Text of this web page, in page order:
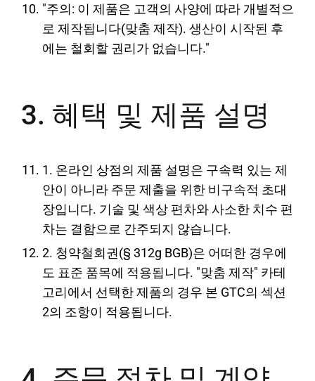
"주의: 이 제품은 고객의 사양에 따라 개별적으
로 제작됩니다(맞춤 제작). 생산이 시작된 후
에는 철회할 권리가 없습니다."
3. 혜택 및 제품 설명
1. 온라인 상점의 제품 설명은 구속력 있는 제
안이 아니라 주문 제출을 위한 비구속적 초대
장입니다. 기술 및 색상 편차와 사소한 치수 편
차는 결함으로 간주되지 않습니다.
2. 청약철회권(§ 312g BGB)은 어떠한 경우에
도 표준 품목에 적용됩니다. "맞춤 제작" 카테
고리에서 선택한 제품의 경우 본 GTC의 섹션
2의 조항이 적용됩니다.